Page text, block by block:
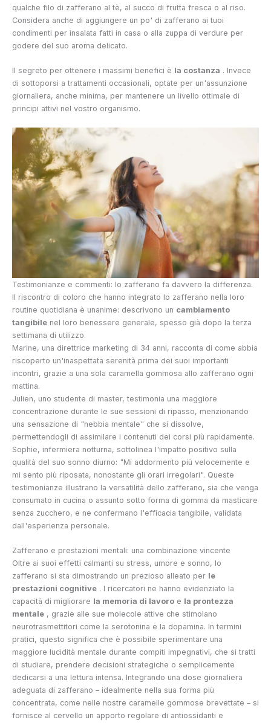
qualche filo di zafferano al tè, al succo di frutta fresca o al riso.
Considera anche di aggiungere un po' di zafferano ai tuoi
condimenti per insalata fatti in casa o alla zuppa di verdure per
godere del suo aroma delicato.
Il segreto per ottenere i massimi benefici è la costanza . Invece
di sottoporsi a trattamenti occasionali, optate per un'assunzione
giornaliera, anche minima, per mantenere un livello ottimale di
principi attivi nel vostro organismo.
Testimonianze e commenti: lo zafferano fa davvero la differenza.
Il riscontro di coloro che hanno integrato lo zafferano nella loro
routine quotidiana è unanime: descrivono un cambiamento
tangibile nel loro benessere generale, spesso già dopo la terza
settimana di utilizzo.
Marine, una direttrice marketing di 34 anni, racconta di come abbia
riscoperto un'inaspettata serenità prima dei suoi importanti
incontri, grazie a una sola caramella gommosa allo zafferano ogni
mattina.
Julien, uno studente di master, testimonia una maggiore
concentrazione durante le sue sessioni di ripasso, menzionando
una sensazione di "nebbia mentale" che si dissolve,
permettendogli di assimilare i contenuti dei corsi più rapidamente.
Sophie, infermiera notturna, sottolinea l'impatto positivo sulla
qualità del suo sonno diurno: "Mi addormento più velocemente e
mi sento più riposata, nonostante gli orari irregolari". Queste
testimonianze illustrano la versatilità dello zafferano, sia che venga
consumato in cucina o assunto sotto forma di gomma da masticare
senza zucchero, e ne confermano l'efficacia tangibile, validata
dall'esperienza personale.
Zafferano e prestazioni mentali: una combinazione vincente
Oltre ai suoi effetti calmanti su stress, umore e sonno, lo
zafferano si sta dimostrando un prezioso alleato per le
prestazioni cognitive . I ricercatori ne hanno evidenziato la
capacità di migliorare la memoria di lavoro e la prontezza
mentale , grazie alle sue molecole attive che stimolano
neurotrasmettitori come la serotonina e la dopamina. In termini
pratici, questo significa che è possibile sperimentare una
maggiore lucidità mentale durante compiti impegnativi, che si tratti
di studiare, prendere decisioni strategiche o semplicemente
dedicarsi a una lettura intensa. Integrando una dose giornaliera
adeguata di zafferano – idealmente nella sua forma più
concentrata, come nelle nostre caramelle gommose brevettate – si
fornisce al cervello un apporto regolare di antiossidanti e